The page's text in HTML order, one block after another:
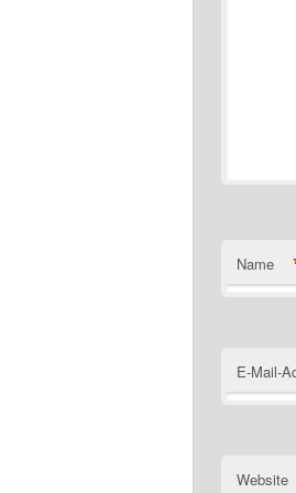
Name
E-Mail-
Website